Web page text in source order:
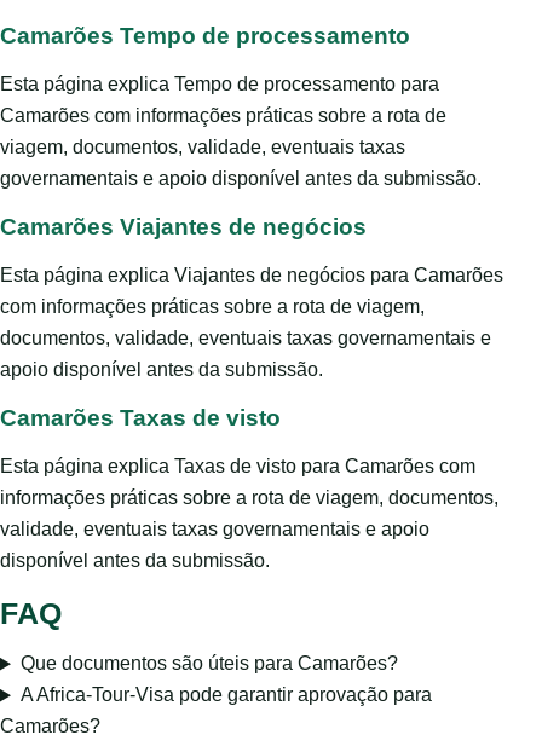
Camarões Tempo de processamento
Esta página explica Tempo de processamento para
Camarões com informações práticas sobre a rota de
viagem, documentos, validade, eventuais taxas
governamentais e apoio disponível antes da submissão.
Camarões Viajantes de negócios
Esta página explica Viajantes de negócios para Camarões
com informações práticas sobre a rota de viagem,
documentos, validade, eventuais taxas governamentais e
apoio disponível antes da submissão.
Camarões Taxas de visto
Esta página explica Taxas de visto para Camarões com
informações práticas sobre a rota de viagem, documentos,
validade, eventuais taxas governamentais e apoio
disponível antes da submissão.
FAQ
Que documentos são úteis para Camarões?
A Africa-Tour-Visa pode garantir aprovação para
Camarões?